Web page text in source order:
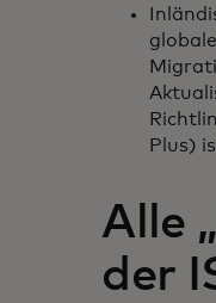
Plus)
Alle
der